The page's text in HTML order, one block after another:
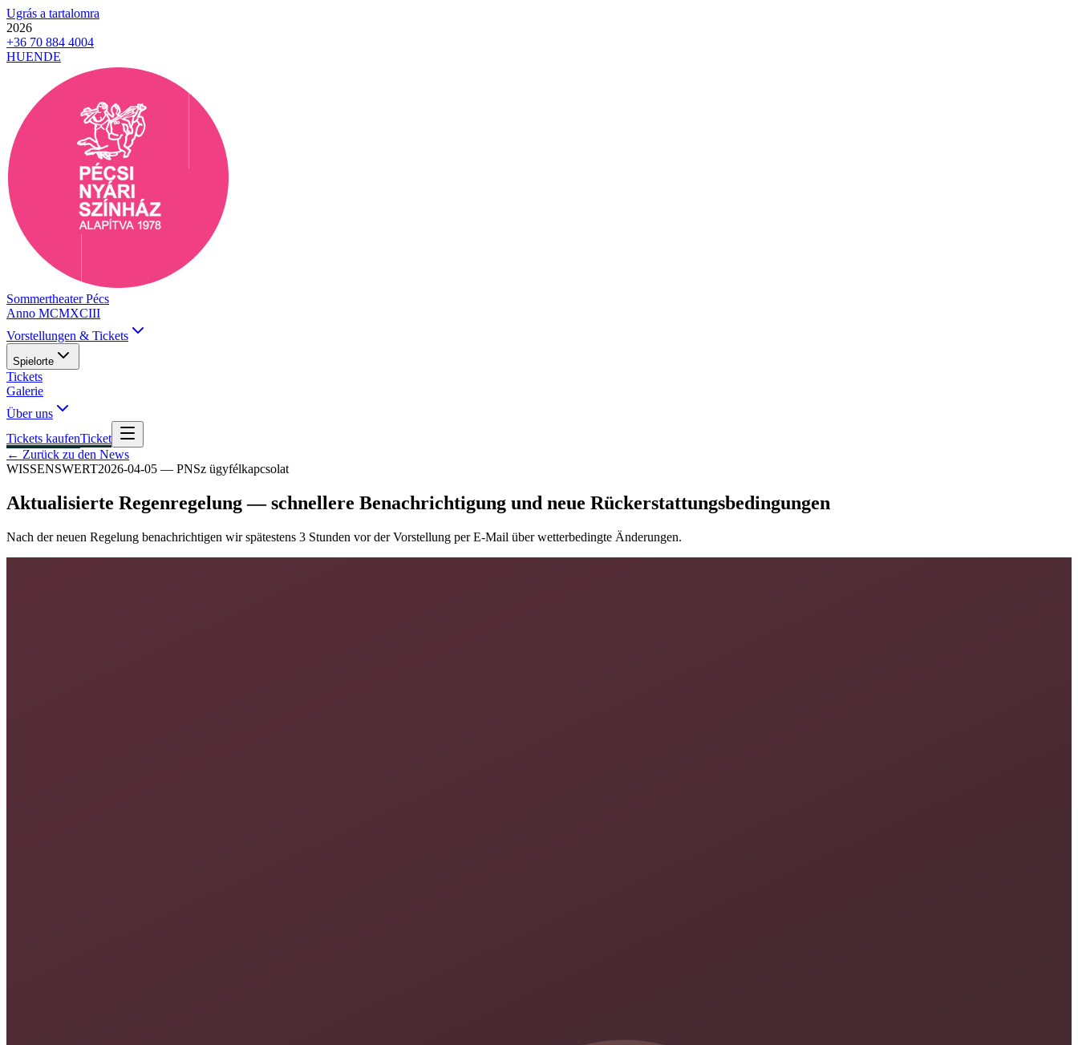
Ugrás a tartalomra
2026
+36 70 884 4004
HUENDE
Sommertheater Pécs
Anno MCMXCIII
Vorstellungen & Tickets
Spielorte
Tickets
Galerie
Über uns
Tickets kaufenTicket
← Zurück zu den News
WISSENSWERT2026-04-05 — PNSz ügyfélkapcsolat
Aktualisierte Regenregelung — schnellere Benachrichtigung und neue Rückerstattungsbedingungen
Nach der neuen Regelung benachrichtigen wir spätestens 3 Stunden vor der Vorstellung per E-Mail über wetterbedingte Änderungen.